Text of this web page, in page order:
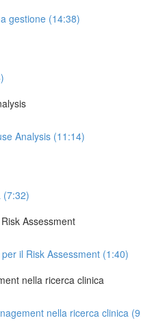
gestione (14:38)
Analysis (11:14)
(7:32)
Assessment
il Risk Assessment (1:40)
nella ricerca clinica
nella ricerca clinica